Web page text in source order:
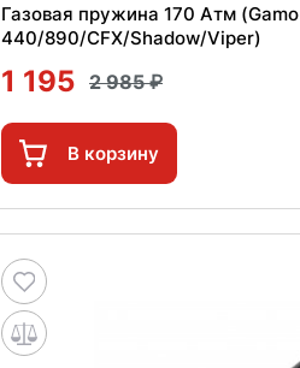
Газовая пружина 170 Атм (Gamo
440/890/CFX/Shadow/Viper)
1 195 2 985
В корзину